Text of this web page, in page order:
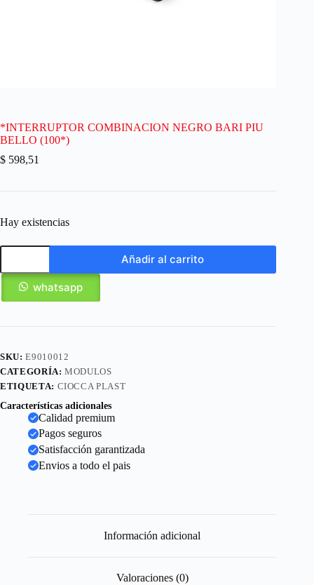
*INTERRUPTOR COMBINACION NEGRO BARI PIU
BELLO (100*)
$ 598,51
Hay existencias
Añadir al carrito
whatsapp
SKU:E9010012
CATEGORÍA:MODULOS
ETIQUETA: CIOCCA PLAST
Características adicionales
Calidad premium
Pagos seguros
Satisfacción garantizada
Envios a todo el pais
Información adicional
Valoraciones (0)